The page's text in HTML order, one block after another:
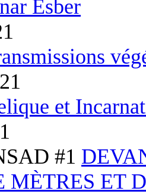
Esber
et
#1
MÈTRES ET